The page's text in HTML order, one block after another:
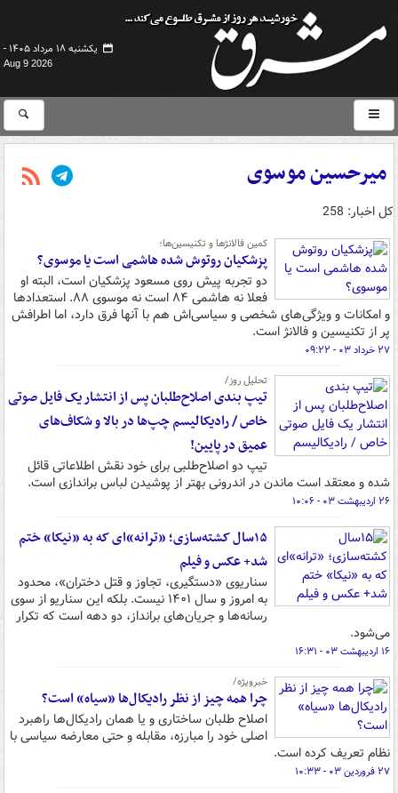
یکشنبه ۱۸ مرداد ۱۴۰۵ -
Aug 9 2026
میرحسین موسوی
کل اخبار: 258
کمین فالانژها و تکنیسین‌ها؛
پزشکیان روتوش شده هاشمی است یا موسوی؟
دو تجربه پیش روی مسعود پزشکیان است، البته او
فعلا نه هاشمی ۸۴ است نه موسوی ۸۸. استعدادها
و امکانات و ویژگی‌های شخصی و سیاسی‌اش هم با آنها فرق دارد، اما اطرافش
پر از تکنیسین و فالانژ است.
۲۷ خرداد ۰۳ - ۰۹:۲۲
تحلیل روز/
تیپ بندی اصلاح‌طلبان پس از انتشار یک فایل صوتی
خاص / رادیکالیسم چپ‌ها در بالا و شکاف‌های
عمیق در پایین!
تیپ دو اصلاح‌طلبی برای خود نقش اطلاعاتی قائل
شده و معتقد است ماندن در اندرونی بهتر از پوشیدن لباس براندازی است.
۲۶ اردیبهشت ۰۳ - ۱۰:۰۶
۱۵سال کشته‌سازی؛ «ترانه»ای که به «نیکا» ختم
شد+ عکس و فیلم
سناریوی «دستگیری، تجاوز و قتل دختران»، محدود
به امروز و سال ۱۴۰۱ نیست. بلکه این سناریو از سوی
رسانه‌ها و جریان‌های برانداز، دو دهه است که تکرار
می‌شود.
۱۶ اردیبهشت ۰۳ - ۱۶:۳۱
خبرویژه/
چرا همه چیز از نظر رادیکال‌ها «سیاه» است؟
اصلاح طلبان ساختاری و یا همان رادیکال‌ها راهبرد
اصلی خود را مبارزه، مقابله و حتی معارضه سیاسی با
نظام تعریف کرده است.
۲۷ فروردین ۰۳ - ۱۰:۳۳